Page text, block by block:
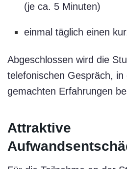
(je ca. 5 Minuten)
einmal täglich einen
Abgeschlossen wird die
telefonischen Gespräch, in
gemachten Erfahrungen
Attraktive